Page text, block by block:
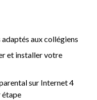
aux collégiens
et installer votre
sur Internet 4
étape